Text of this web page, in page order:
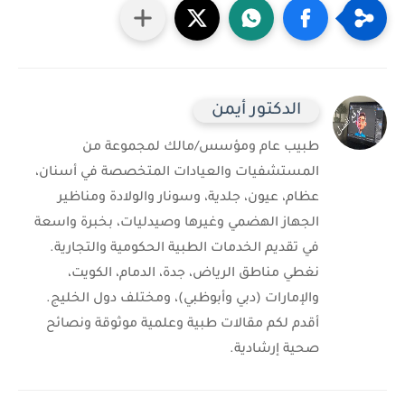
الدكتور أيمن
طبيب عام ومؤسس/مالك لمجموعة من
المستشفيات والعيادات المتخصصة في أسنان،
عظام، عيون، جلدية، وسونار والولادة ومناظير
الجهاز الهضمي وغيرها وصيدليات، بخبرة واسعة
في تقديم الخدمات الطبية الحكومية والتجارية.
نغطي مناطق الرياض، جدة، الدمام، الكويت،
والإمارات (دبي وأبوظبي)، ومختلف دول الخليج.
أقدم لكم مقالات طبية وعلمية موثوقة ونصائح
صحية إرشادية.